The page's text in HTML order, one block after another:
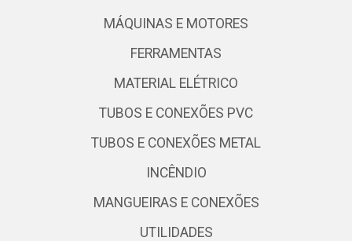
MÁQUINAS E MOTORES
FERRAMENTAS
MATERIAL ELÉTRICO
TUBOS E CONEXÕES PVC
TUBOS E CONEXÕES METAL
INCÊNDIO
MANGUEIRAS E CONEXÕES
UTILIDADES